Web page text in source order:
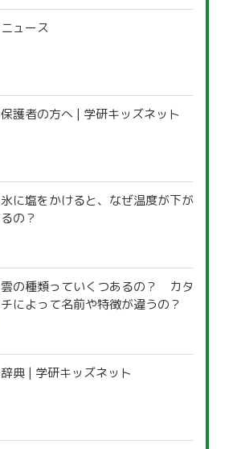
ニュース
保護者の方へ | 学研キッズネット
氷に塩をかけると、なぜ温度が下が
るの？
雲の種類っていくつあるの？ カタ
チによって名前や特徴が違うの？
辞典 | 学研キッズネット